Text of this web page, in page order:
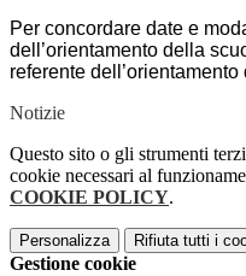
Per concordare date e
dell’orientamento della
referente dell’orientamento
Notizie
Questo sito o gli strumenti
cookie necessari al
COOKIE POLICY.
Personalizza Rifiuta tutti i
Gestione cookie